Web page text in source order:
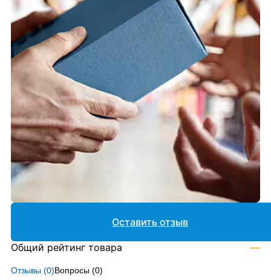
Отзывы (0)Вопросы (0)
Оставить отзыв
Общий рейтинг товара —